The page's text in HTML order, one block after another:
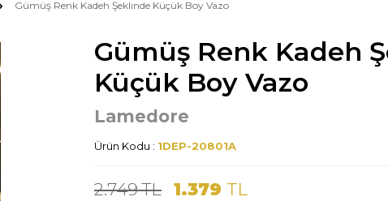
Gümüş Renk Kadeh Şeklınde Küçük Boy Vazo
Gümüş Renk Kadeh
Küçük Boy Vazo
Lamedore
Ürün Kodu : 1DEP-20801A
2.749TL 1.379 TL